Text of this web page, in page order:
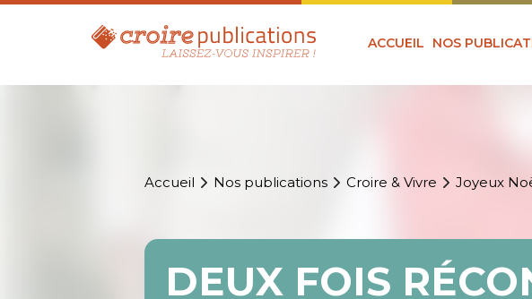
ACCUEIL NOS
Accueil Nos publications Croire & Vivre Joyeux
DEUX FOIS